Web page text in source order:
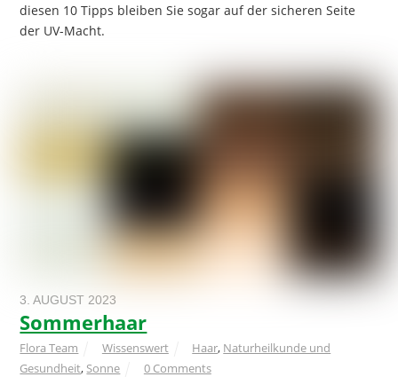
diesen 10 Tipps bleiben Sie sogar auf der sicheren Seite
der UV-Macht.
3. AUGUST 2023
Sommerhaar
Flora Team Wissenswert Haar, Naturheilkunde und
Gesundheit, Sonne 0 Comments